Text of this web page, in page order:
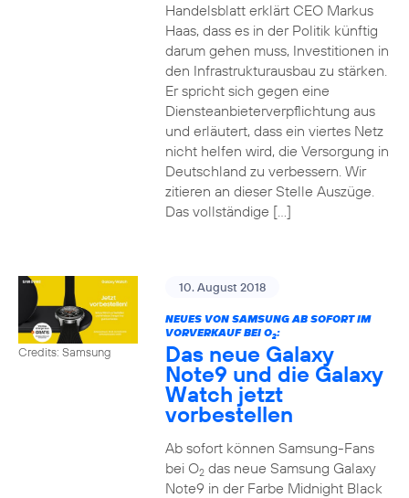
Handelsblatt erklärt CEO Markus
Haas, dass es in der Politik künftig
darum gehen muss, Investitionen in
den Infrastrukturausbau zu stärken.
Er spricht sich gegen eine
Diensteanbieterverpflichtung aus
und erläutert, dass ein viertes Netz
nicht helfen wird, die Versorgung in
Deutschland zu verbessern. Wir
zitieren an dieser Stelle Auszüge.
Das vollständige […]
Credits: Samsung
10. August 2018
NEUES VON SAMSUNG AB SOFORT IM
VORVERKAUF BEI O2:
Das neue Galaxy
Note9 und die Galaxy
Watch jetzt
vorbestellen
Ab sofort können Samsung-Fans
bei O2das neue Samsung Galaxy
Note9 in der Farbe Midnight Black